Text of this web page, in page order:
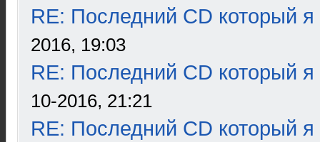
RE: Последний CD который я
2016, 19:03
RE: Последний CD который я
10-2016, 21:21
RE: Последний CD который я